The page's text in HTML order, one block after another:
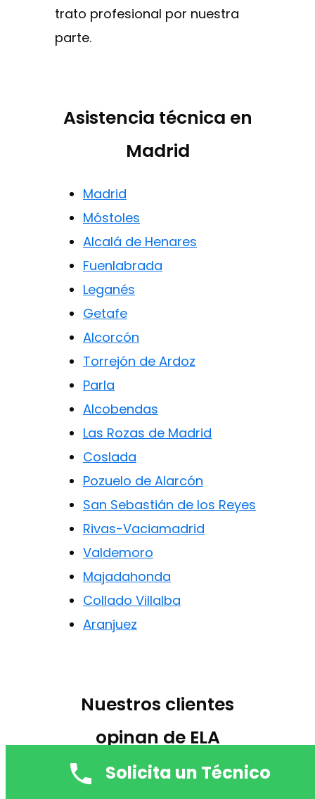
trato profesional por nuestra
parte.
Asistencia técnica en
Madrid
Madrid
Móstoles
Alcalá de Henares
Fuenlabrada
Leganés
Getafe
Alcorcón
Torrejón de Ardoz
Parla
Alcobendas
Las Rozas de Madrid
Coslada
Pozuelo de Alarcón
San Sebastián de los Reyes
Rivas-Vaciamadrid
Valdemoro
Majadahonda
Collado Villalba
Aranjuez
Nuestros clientes
opinan de ELA
Servicios
Solicita un Técnico